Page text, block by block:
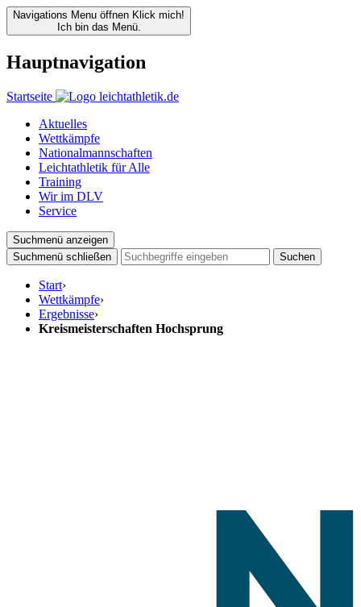
Navigations Menu öffnen Klick mich!
Ich bin das Menü.
Hauptnavigation
Startseite
Aktuelles
Wettkämpfe
Nationalmannschaften
Leichtathletik für Alle
Training
Wir im DLV
Service
Suchmenü anzeigen
Suchmenü schließen
Suchen
Start›
Wettkämpfe›
Ergebnisse›
Kreismeisterschaften Hochsprung